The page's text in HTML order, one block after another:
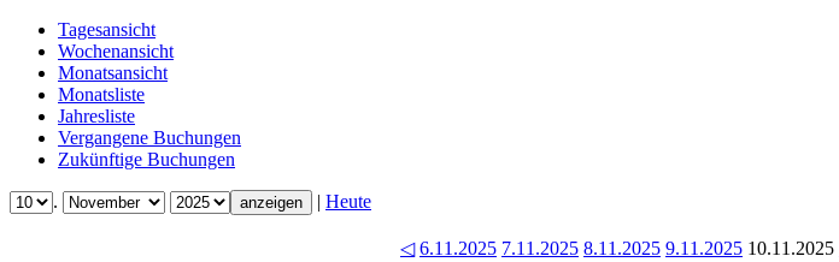
Tagesansicht
Wochenansicht
Monatsansicht
Monatsliste
Jahresliste
Vergangene Buchungen
Zukünftige Buchungen
. | Heute
◁ 6.11.2025 7.11.2025 8.11.2025 9.11.2025 10.11.2025